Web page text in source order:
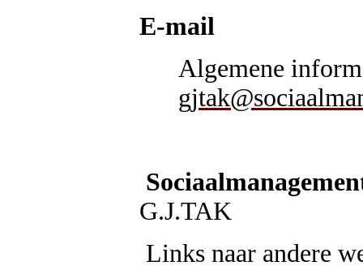
E-mail
Algemene
G.J.TAK
Links naar andere